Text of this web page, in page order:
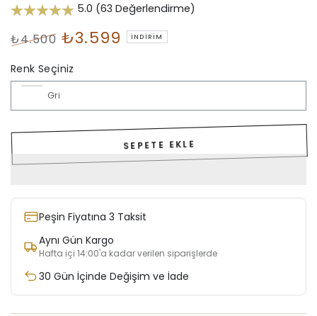
5.0 (63 Değerlendirme)
fiyat
₺4.500
Fiyat
₺3.599 İNDIRIM
Renk Seçiniz
SEPETE EKLE
Peşin Fiyatına 3 Taksit
Aynı Gün Kargo
Hafta içi 14:00'a kadar verilen siparişlerde
30 Gün İçinde Değişim ve İade